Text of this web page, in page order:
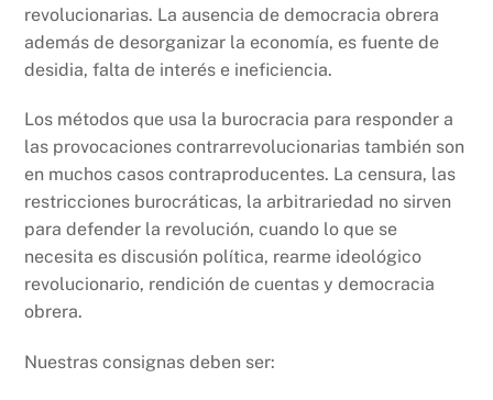
revolucionarias. La ausencia de democracia obrera
además de desorganizar la economía, es fuente de
desidia, falta de interés e ineficiencia.
Los métodos que usa la burocracia para responder a
las provocaciones contrarrevolucionarias también son
en muchos casos contraproducentes. La censura, las
restricciones burocráticas, la arbitrariedad no sirven
para defender la revolución, cuando lo que se
necesita es discusión política, rearme ideológico
revolucionario, rendición de cuentas y democracia
obrera.
Nuestras consignas deben ser: